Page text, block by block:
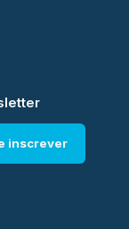
inscrever